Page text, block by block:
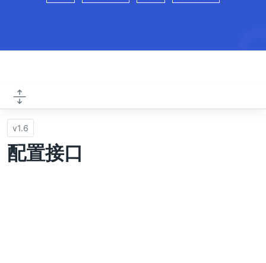
v1.6
配置接口